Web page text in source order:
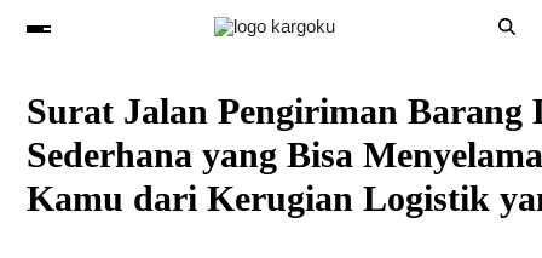
Surat Jalan Pengiriman Barang
Sederhana yang Bisa
Kamu dari Kerugian Logistik